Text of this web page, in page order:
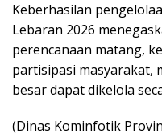
Keberhasilan
Lebaran 2026
perencanaan matang,
partisipasi masyarakat,
besar dapat dikelola
(Dinas Kominfotik